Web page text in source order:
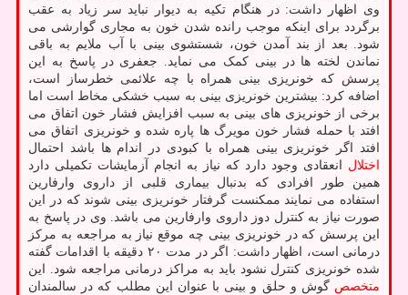
وی اظهار داشت: در هنگام تکیه به دیوار نباید سر زیاد به عقب
برگردد برای اینکه موجب رانده شدن خون به مجاری گوارشی می
شود. بعد از بند آمدن خون، شستشوی بینی با آب ملایم به باقی
نماندن لخته ها در بینی کمک می نماید. جعفری در پاسخ به این
پرسش که خونریزی بینی همراه با چه علائمی خطرساز است،
اضافه کرد: بیشترین خونریزی بینی به سبب خشکی مخاط است اما
برخی از خونریزی های بینی به سبب افزایش فشار خون اتفاق می
افتد با حمله فشار خون مویرگ ها پاره شده و خونریزی اتفاق می
افتد اگر خونریزی بینی همراه با کبودی در اندام ها باشد احتمال
اختلال انعقادی وجود دارد که نیاز به انجام آزمایشات تکمیلی دارد
همین طور افرادی که بدنبال بیماری قلبی از داروی وارفارین
استفاده می نمایند ممکنست گرفتار خونریزی بینی شوند که در این
صورت نیاز به کنترل دوز داروی وارفارین می باشد. وی در پاسخ به
این پرسش که در خونریزی بینی چه موقع نیاز به مراجعه به مرکز
درمانی است، اظهار داشت: اگر در مدت ۲۰ دقیقه با اقدامات گفته
شده خونریزی کنترل نشود باید به مراکز درمانی مراجعه شود. این
متخصص گوش و حلق و بینی با عنوان این مطلب که در سالمندان